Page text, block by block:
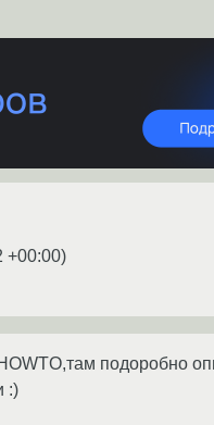
+00:00)
подоробно
:)